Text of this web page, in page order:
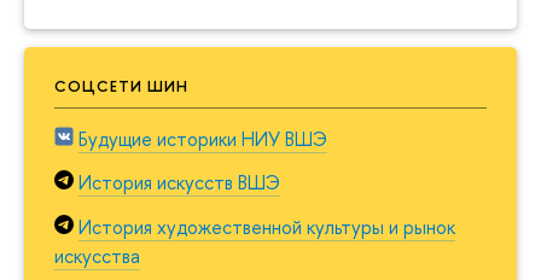
СОЦСЕТИ ШИН
Будущие историки НИУ ВШЭ
История искусств ВШЭ
История художественной культуры и рынок
искусства